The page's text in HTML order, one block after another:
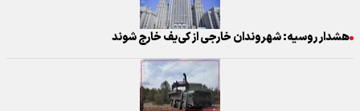
هشدار روسیه: شهروندان خارجی از کی‌یف خارج شوند